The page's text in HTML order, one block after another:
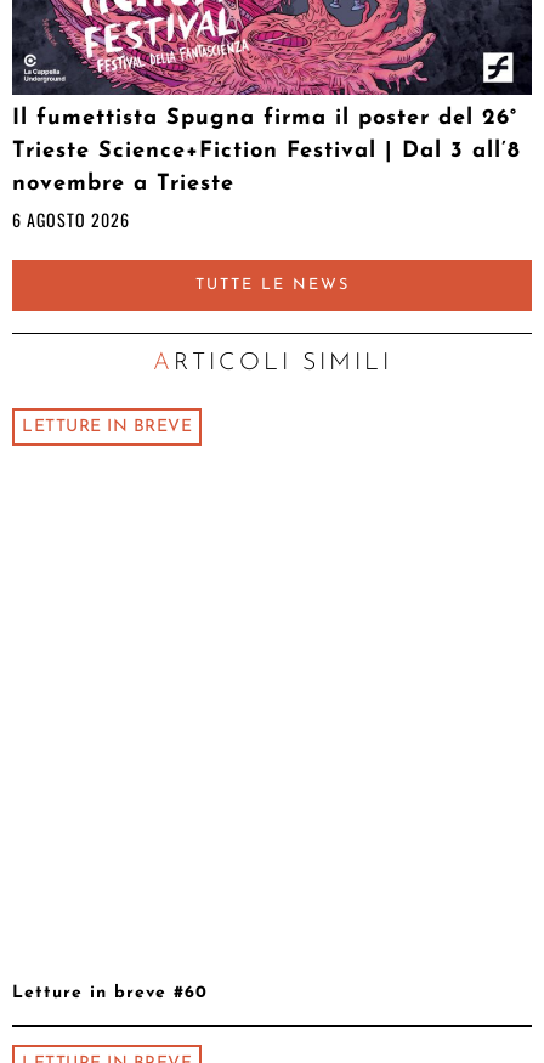
Il fumettista Spugna firma il poster del 26°
Trieste Science+Fiction Festival | Dal 3 all’8
novembre a Trieste
6 AGOSTO 2026
TUTTE LE NEWS
ARTICOLI SIMILI
LETTURE IN BREVE
Letture in breve #60